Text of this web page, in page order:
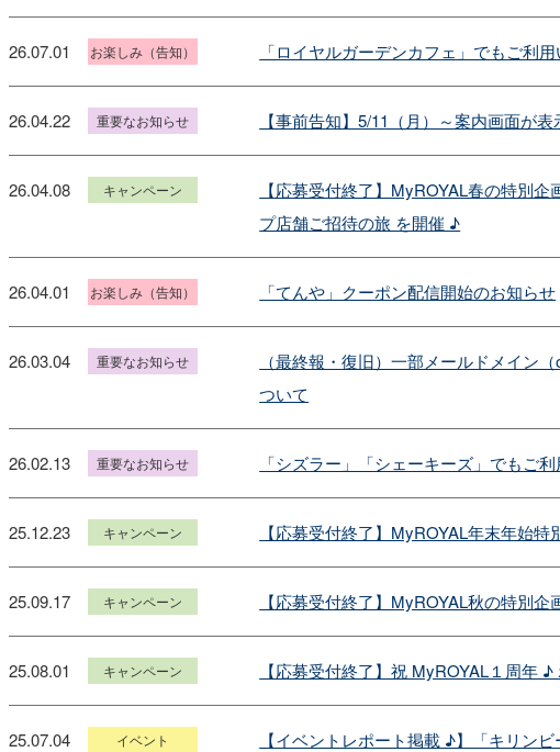
26.07.01 お楽しみ（告知） 「ロイヤルガーデンカフェ」でもご利用
26.04.22 重要なお知らせ 【事前告知】5/11（月）～案内画面が
26.04.08 キャンペーン
【応募受付終了】MyROYAL春の特別
プ店舗ご招待の旅 を開催 ♪
26.04.01 お楽しみ（告知） 「てんや」クーポン配信開始のお知らせ
26.03.04 重要なお知らせ
（最終報・復旧）一部メールドメイン
ついて
26.02.13 重要なお知らせ 「シズラー」「シェーキーズ」でもご
25.12.23 キャンペーン 【応募受付終了】MyROYAL年末年始
25.09.17 キャンペーン 【応募受付終了】MyROYAL秋の特別
25.08.01 キャンペーン 【応募受付終了】祝 MyROYAL１周年
25.07.04 イベント
【イベントレポート掲載 ♪】「キリン